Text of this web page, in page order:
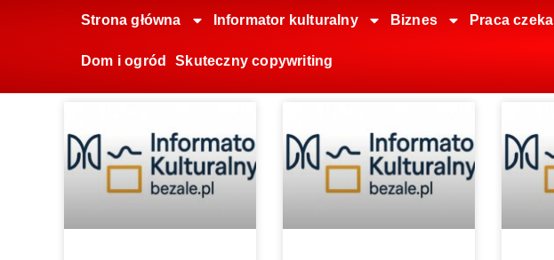
Strona główna Informator kulturalny Biznes Praca czeka
Dom i ogród Skuteczny copywriting